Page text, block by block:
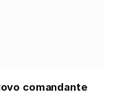
comandante